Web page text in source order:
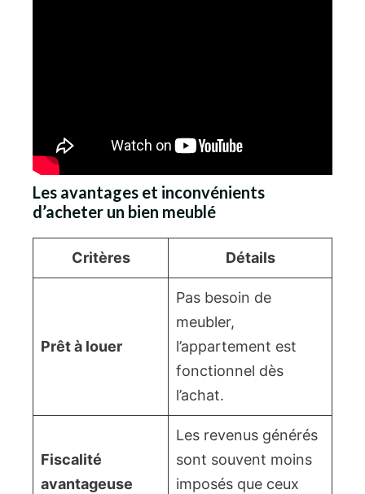
Les avantages et inconvénients
d’acheter un bien meublé
Critères Détails
Prêt à louer
Pas besoin de
meubler,
l’appartement est
fonctionnel dès
l’achat.
Fiscalité
avantageuse
Les revenus générés
sont souvent moins
imposés que ceux